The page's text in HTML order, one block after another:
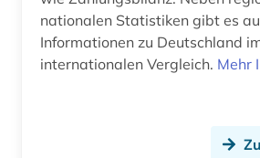
südosteuropa (1)
tabelle (1)
nationalen Statistiken gibt es
Informationen zu Deutschland
internationalen Vergleich. Mehr